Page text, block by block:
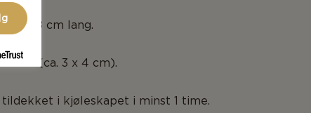
ca. 8 cm lang.
(ca. 3 x 4 cm).
tildekket i kjøleskapet i minst 1 time.